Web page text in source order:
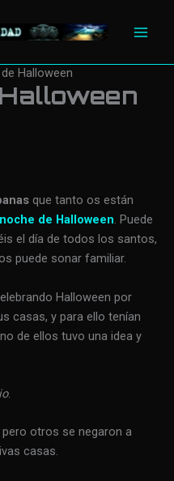
Halloween
que tanto os están
de Halloween. Puede
el día de todos los santos,
puede sonar familiar.
Halloween por
casas, y para ello tenían
de ellos tuvo una idea y
.
otros se negaron a
casas.